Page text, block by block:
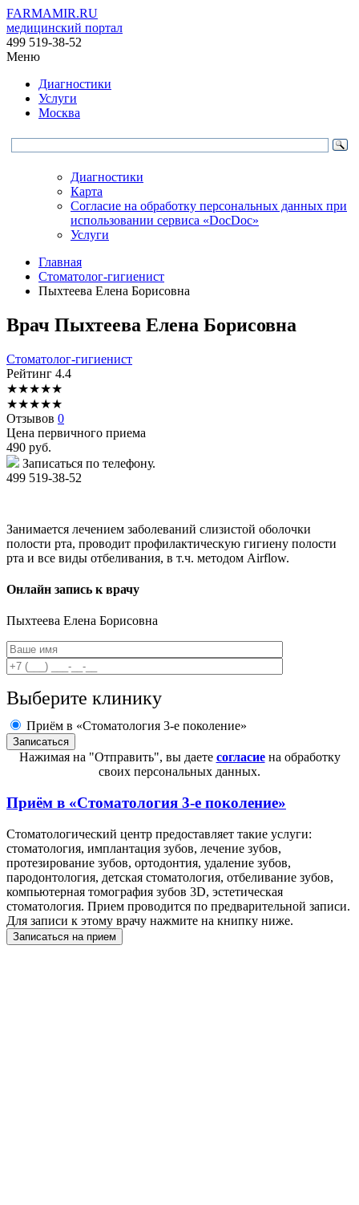
FARMAMIR.RU
медицинский портал
499 519-38-52
Меню
Диагностики
Услуги
Москва
Диагностики
Карта
Согласие на обработку персональных данных при
использовании сервиса «DocDoc»
Услуги
Главная
Стоматолог-гигиенист
Пыхтеева Елена Борисовна
Врач Пыхтеева Елена Борисовна
Стоматолог-гигиенист
Рейтинг 4.4
★★★★★
★★★★★
Отзывов 0
Цена первичного приема
490 руб.
Записаться по телефону.
499 519-38-52
Занимается лечением заболеваний слизистой оболочки
полости рта, проводит профилактическую гигиену полости
рта и все виды отбеливания, в т.ч. методом Airflow.
Онлайн запись к врачу
Пыхтеева Елена Борисовна
Выберите клинику
Приём в «Стоматология 3-е поколение»
Нажимая на "Отправить", вы даете согласиена обработку
своих персональных данных.
Приём в «Стоматология 3-е поколение»
Стоматологический центр предоставляет такие услуги:
стоматология, имплантация зубов, лечение зубов,
протезирование зубов, ортодонтия, удаление зубов,
пародонтология, детская стоматология, отбеливание зубов,
компьютерная томография зубов 3D, эстетическая
стоматология. Прием проводится по предварительной записи.
Для записи к этому врачу нажмите на книпку ниже.
Записаться на прием